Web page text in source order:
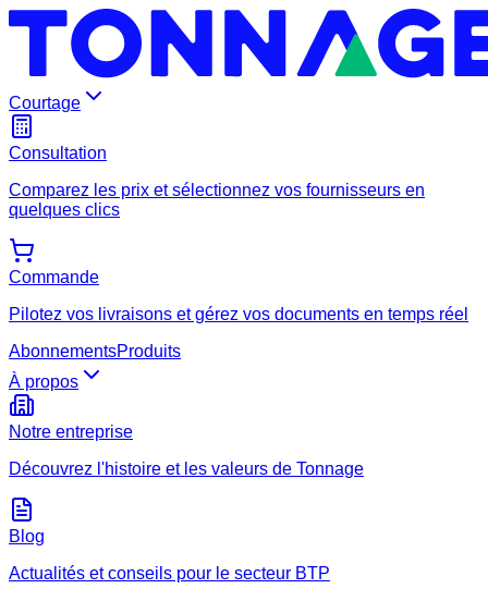
Courtage
Consultation
Comparez les prix et sélectionnez vos fournisseurs en
quelques clics
Commande
Pilotez vos livraisons et gérez vos documents en temps réel
AbonnementsProduits
À propos
Notre entreprise
Découvrez l'histoire et les valeurs de Tonnage
Blog
Actualités et conseils pour le secteur BTP